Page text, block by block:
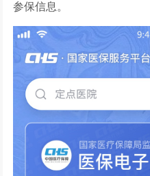
参保信息。